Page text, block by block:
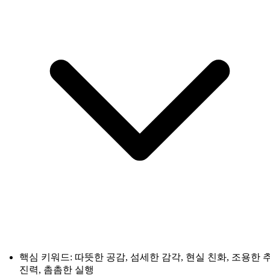
핵심 키워드: 따뜻한 공감, 섬세한 감각, 현실 친화, 조용한
진력, 촘촘한 실행